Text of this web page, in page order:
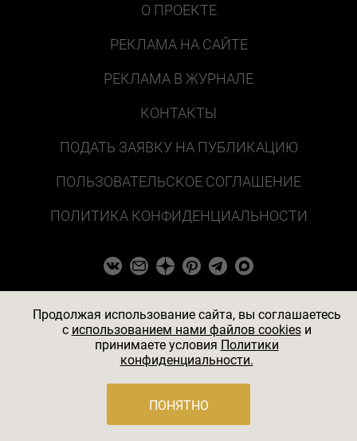
О ПРОЕКТЕ
РЕКЛАМА НА САЙТЕ
РЕКЛАМА В ЖУРНАЛЕ
КОНТАКТЫ
ПОДАТЬ ЗАЯВКУ НА ПУБЛИКАЦИЮ
ПОЛЬЗОВАТЕЛЬСКОЕ СОГЛАШЕНИЕ
ПОЛИТИКА КОНФИДЕНЦИАЛЬНОСТИ
Продолжая использование сайта, вы соглашаетесь
c использованием нами файлов cookiesи
принимаете условия Политики
конфиденциальности.
ПОНЯТНО